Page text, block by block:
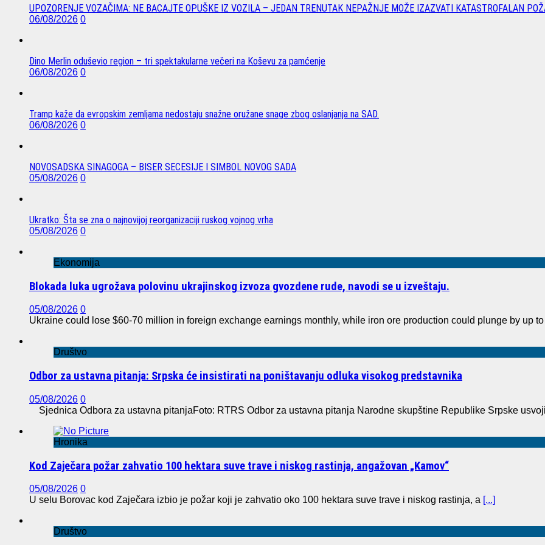
UPOZORENJE VOZAČIMA: NE BACAJTE OPUŠKE IZ VOZILA – JEDAN TRENUTAK NEPAŽNJE MOŽE IZAZVATI KATASTROFALAN
06/08/2026 0
Dino Merlin oduševio region – tri spektakularne večeri na Koševu za pamćenje
06/08/2026 0
Tramp kaže da evropskim zemljama nedostaju snažne oružane snage zbog oslanjanja na SAD.
06/08/2026 0
NOVOSADSKA SINAGOGA – BISER SECESIJE I SIMBOL NOVOG SADA
05/08/2026 0
Ukratko: Šta se zna o najnovijoj reorganizaciji ruskog vojnog vrha
05/08/2026 0
Ekonomija
Blokada luka ugrožava polovinu ukrajinskog izvoza gvozdene rude, navodi se u izveštaju.
05/08/2026 0
Ukraine could lose $60-70 million in foreign exchange earnings monthly, while iron ore production could plunge by up
Društvo
Odbor za ustavna pitanja: Srpska će insistirati na poništavanju odluka visokog predstavnika
05/08/2026 0
Sjednica Odbora za ustavna pitanjaFoto: RTRS Odbor za ustavna pitanja Narodne skupštine Republike Srpske
Hronika
Kod Zaječara požar zahvatio 100 hektara suve trave i niskog rastinja, angažovan „Kamov“
05/08/2026 0
U selu Borovac kod Zaječara izbio je požar koji je zahvatio oko 100 hektara suve trave i niskog rastinja, a [...]
Društvo